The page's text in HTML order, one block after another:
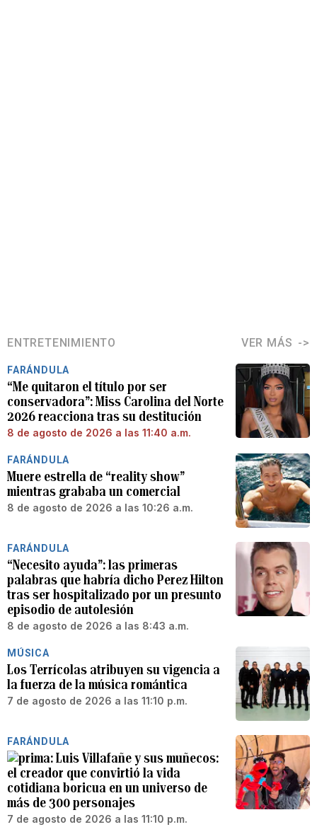
ENTRETENIMIENTO VER MÁS
FARÁNDULA
“Me quitaron el título por ser
conservadora”: Miss Carolina del Norte
2026 reacciona tras su destitución
8 de agosto de 2026 a las 11:40 a.m.
FARÁNDULA
Muere estrella de “reality show”
mientras grababa un comercial
8 de agosto de 2026 a las 10:26 a.m.
FARÁNDULA
“Necesito ayuda”: las primeras
palabras que habría dicho Perez Hilton
tras ser hospitalizado por un presunto
episodio de autolesión
8 de agosto de 2026 a las 8:43 a.m.
MÚSICA
Los Terrícolas atribuyen su vigencia a
la fuerza de la música romántica
7 de agosto de 2026 a las 11:10 p.m.
FARÁNDULA
Luis Villafañe y sus muñecos:
el creador que convirtió la vida
cotidiana boricua en un universo de
más de 300 personajes
7 de agosto de 2026 a las 11:10 p.m.